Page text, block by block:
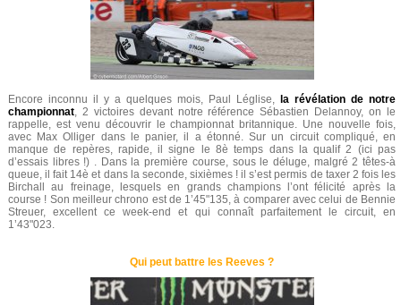
Encore inconnu il y a quelques mois, Paul Léglise,
la révélation de notre
championnat, 2 victoires devant notre référence Sébastien Delannoy, on le
rappelle, est venu découvrir le championnat britannique. Une nouvelle fois,
avec Max Olliger dans le panier, il a étonné. Sur un circuit compliqué, en
manque de repères, rapide, il signe le 8è temps dans la qualif 2 (ici pas
d’essais libres !) . Dans la première course, sous le déluge, malgré 2 têtes-à
queue, il fait 14è et dans la seconde, sixièmes ! il s’est permis de taxer 2 fois les
Birchall au freinage, lesquels en grands champions l’ont félicité après la
course ! Son meilleur chrono est de 1’45"135, à comparer avec celui de Bennie
Streuer, excellent ce week-end et qui connaît parfaitement le circuit, en
1’43"023.
Qui peut battre les Reeves ?